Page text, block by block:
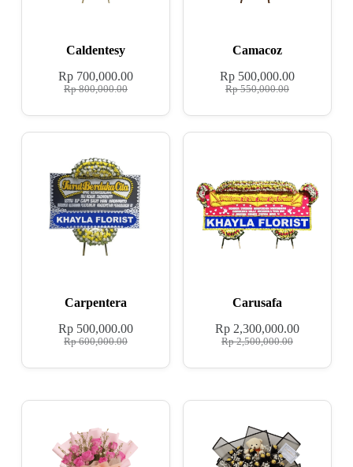
Caldentesy
Rp800,000.00
Rp700,000.00
Camacoz
Rp550,000.00
Rp 500,000.00
Carpentera
Rp600,000.00
Rp500,000.00
Carusafa
Rp2,500,000.00
Rp 2,300,000.00